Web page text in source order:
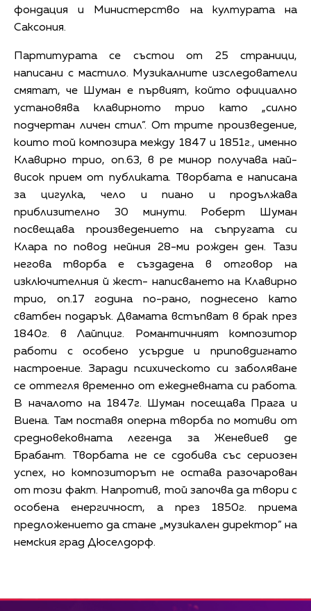
фондация и Министерство на културата на
Саксония.
Партитурата се състои от 25 страници,
написани с мастило. Музикалните изследователи
смятат, че Шуман е първият, който официално
установява клавирното трио като „силно
подчертан личен стил”. От трите произведение,
които той композира между 1847 и 1851г., именно
Клавирно трио, оп.63, в ре минор получава най-
висок прием от публиката. Творбата е написана
за цигулка, чело и пиано и продължава
приблизително 30 минути. Робeрт Шуман
посвещава произведението на съпругата си
Клара по повод нейния 28-ми рожден ден. Тази
негова творба е създадена в отговор на
изключителния й жест- написването на Клавирно
трио, оп.17 година по-рано, поднесено като
сватбен подарък. Двамата встъпват в брак през
1840г. в Лайпциг. Романтичният композитор
работи с особено усърдие и приповдигнато
настроение. Заради психическото си заболяване
се оттегля временно от ежедневната си работа.
В началото на 1847г. Шуман посещава Прага и
Виена. Там поставя оперна творба по мотиви от
средновековната легенда за Женевиев де
Брабант. Творбата не се сдобива със сериозен
успех, но композиторът не остава разочарован
от този факт. Напротив, той започва да твори с
особена енергичност, а през 1850г. приема
предложението да стане „музикален директор” на
немския град Дюселдорф.